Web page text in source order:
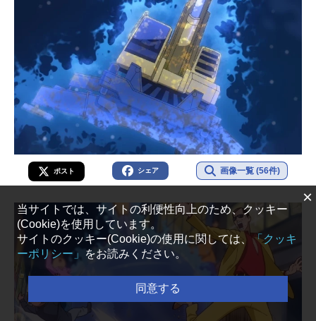
ポスト シェア 画像一覧 (56件)
×
当サイトでは、サイトの利便性向上のため、クッキー
(Cookie)を使用しています。
サイトのクッキー(Cookie)の使用に関しては、 「クッキ
ーポリシー」
をお読みください。
同意する